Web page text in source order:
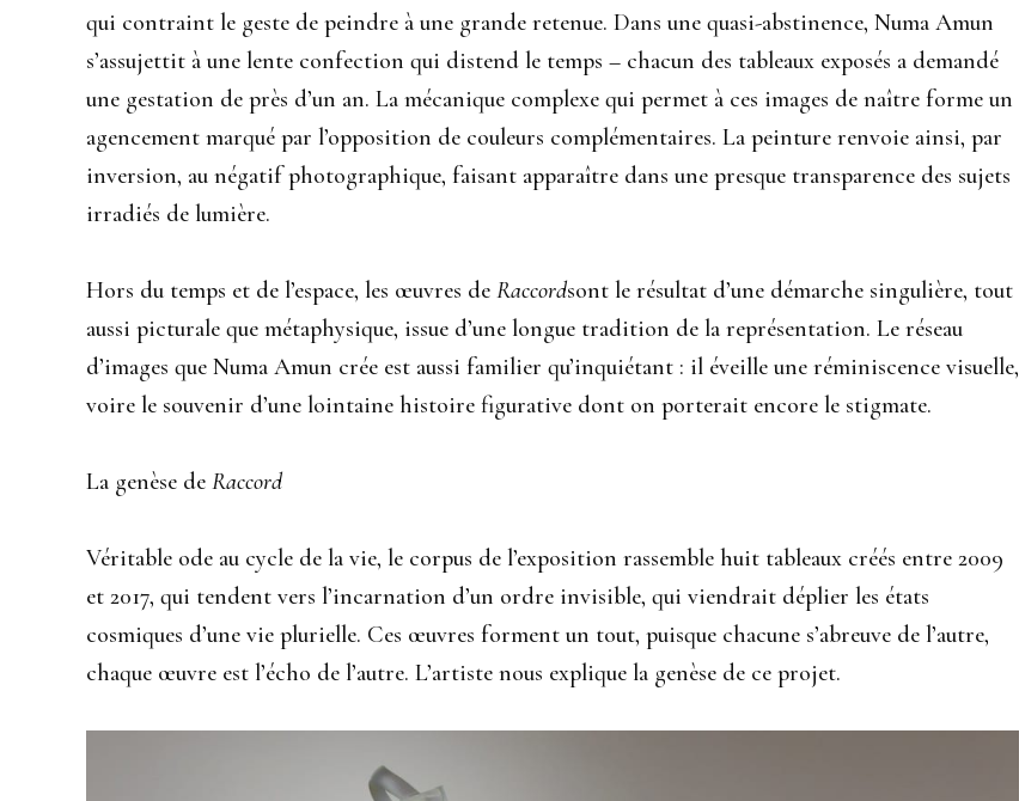
qui contraint le geste de peindre à une grande retenue. Dans une quasi-abstinence, Numa Amun
s’assujettit à une lente confection qui distend le temps – chacun des tableaux exposés a demandé
une gestation de près d’un an. La mécanique complexe qui permet à ces images de naître forme un
agencement marqué par l’opposition de couleurs complémentaires. La peinture renvoie ainsi, par
inversion, au négatif photographique, faisant apparaître dans une presque transparence des sujets
irradiés de lumière.
Hors du temps et de l’espace, les œuvres de Raccordsont le résultat d’une démarche singulière, tout
aussi picturale que métaphysique, issue d’une longue tradition de la représentation. Le réseau
d’images que Numa Amun crée est aussi familier qu’inquiétant : il éveille une réminiscence visuelle,
voire le souvenir d’une lointaine histoire figurative dont on porterait encore le stigmate.
La genèse de Raccord
Véritable ode au cycle de la vie, le corpus de l’exposition rassemble huit tableaux créés entre 2009
et 2017, qui tendent vers l’incarnation d’un ordre invisible, qui viendrait déplier les états
cosmiques d’une vie plurielle. Ces œuvres forment un tout, puisque chacune s’abreuve de l’autre,
chaque œuvre est l’écho de l’autre. L’artiste nous explique la genèse de ce projet.